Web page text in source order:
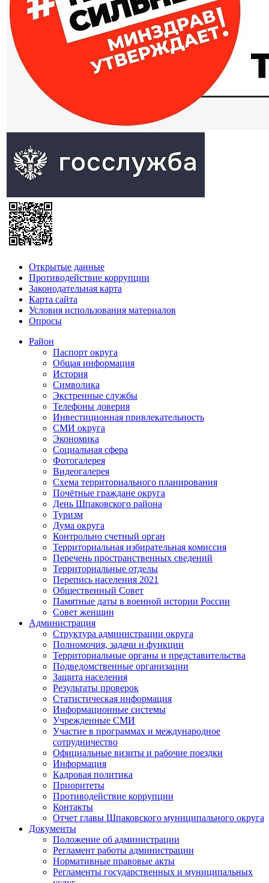
Открытые данные
Противодействие коррупции
Законодательная карта
Карта сайта
Условия использования материалов
Опросы
Район
Паспорт округа
Общая информация
История
Символика
Экстренные службы
Телефоны доверия
Инвестиционная привлекательность
СМИ округа
Экономика
Социальная сфера
Фотогалерея
Видеогалерея
Схема территориального планирования
Почётные граждане округа
День Шпаковского района
Туризм
Дума округа
Контрольно счетный орган
Территориальная избирательная комиссия
Перечень пространственных сведений
Территориальные отделы
Перепись населения 2021
Общественный Совет
Памятные даты в военной истории России
Совет женщин
Администрация
Структура администрации округа
Полномочия, задачи и функции
Территориальные органы и представительства
Подведомственные организации
Защита населения
Результаты проверок
Статистическая информация
Информационные системы
Учрежденные СМИ
Участие в программах и международное
сотрудничество
Официальные визиты и рабочие поездки
Информация
Кадровая политика
Приоритеты
Противодействие коррупции
Контакты
Отчет главы Шпаковского муниципального округа
Документы
Положение об администрации
Регламент работы администрации
Нормативные правовые акты
Регламенты государственных и муниципальных